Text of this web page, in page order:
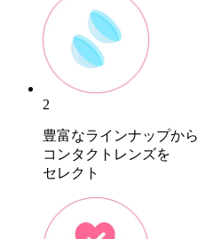
2
豊富なラインナップから
コンタクトレンズを
セレクト